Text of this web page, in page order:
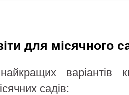
для місячного
варіантів
садів: